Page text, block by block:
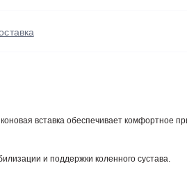
вставка обеспечивает комфортное
и поддержки коленного сустава.